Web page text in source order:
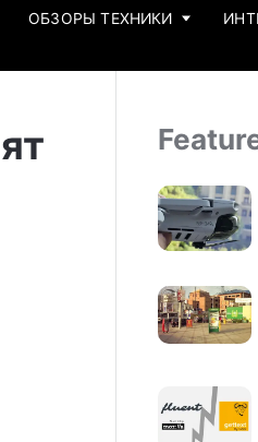
ОБЗОРЫ ТЕХНИКИ